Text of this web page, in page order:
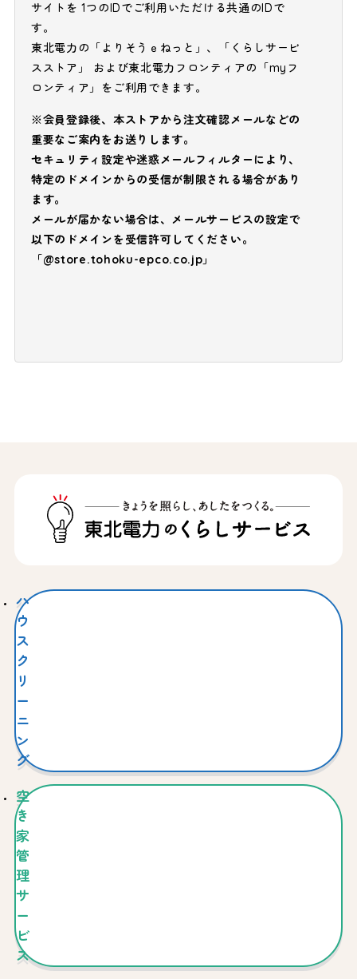
サイトを 1つのIDでご利用いただける共通のIDで
す。
東北電力の「よりそうｅねっと」、「くらしサービ
スストア」 および東北電力フロンティアの「myフ
ロンティア」をご利用できます。
※会員登録後、本ストアから注文確認メールなどの
重要なご案内をお送りします。
セキュリティ設定や迷惑メールフィルターにより、
特定のドメインからの受信が制限される場合があり
ます。
メールが届かない場合は、メールサービスの設定で
以下のドメインを受信許可してください。
「@store.tohoku-epco.co.jp」
ハ
ウ
ス
ク
リ
ー
ニ
ン
グ
空
き
家
管
理
サ
ー
ビ
ス